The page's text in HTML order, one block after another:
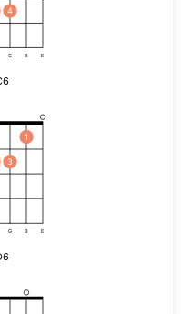
4
G B E
3
1
G B E